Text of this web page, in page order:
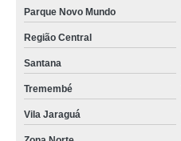
Parque Novo Mundo
Região Central
Santana
Tremembé
Vila Jaraguá